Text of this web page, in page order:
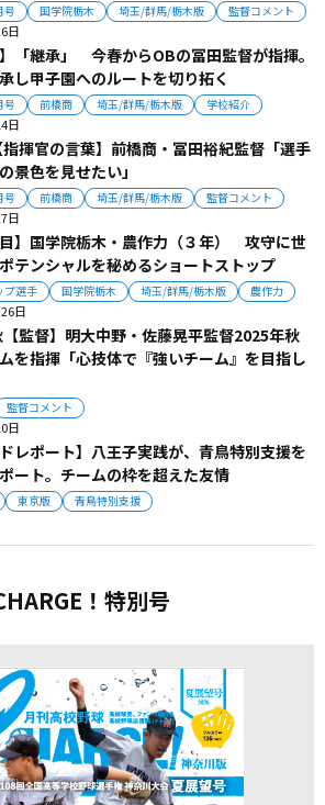
号 国学院栃木 埼玉/群馬/栃木版 監督コメント
日
】「継承」 今春からOBの冨田監督が指揮。
し甲子園へのルートを切り拓く
号 前橋商 埼玉/群馬/栃木版 学校紹介
日
揮官の言葉】前橋商・冨田裕紀監督「選手
景色を見せたい」
号 前橋商 埼玉/群馬/栃木版 監督コメント
日
目】国学院栃木・農作力（３年） 攻守に世
テンシャルを秘めるショートストップ
プ選手 国学院栃木 埼玉/群馬/栃木版 農作力
日
監督】明大中野・佐藤晃平監督2025年秋
を指揮「心技体で『強いチーム』を目指し
監督コメント
日
ドレポート】八王子実践が、青鳥特別支援を
ート。チームの枠を超えた友情
東京版 青鳥特別支援
！特別号